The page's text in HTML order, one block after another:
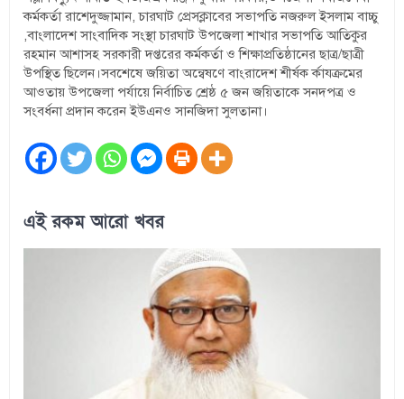
কর্মকর্তা রাশেদুজ্জামান, চারঘাট প্রেসক্লাবের সভাপতি নজরুল ইসলাম বাচ্চু
,বাংলাদেশ সাংবাদিক সংস্থা চারঘাট উপজেলা শাখার সভাপতি আতিকুর
রহমান আশাসহ সরকারী দপ্তরের কর্মকর্তা ও শিক্ষাপ্রতিষ্ঠানের ছাত্র/ছাত্রী
উপস্থিত ছিলেন।সবশেষে জয়িতা অন্বেষণে বাংরাদেশ শীর্ষক র্কাযক্রমের
আওতায় উপজেলা পর্যায়ে নির্বাচিত শ্রেষ্ঠ ৫ জন জয়িতাকে সনদপত্র ও
সংবর্ধনা প্রদান করেন ইউএনও সানজিদা সুলতানা।
এই রকম আরো খবর